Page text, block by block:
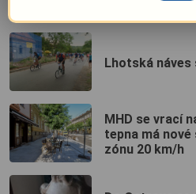
Lhotská náves
MHD se vrací
tepna má
zónu 20 km/h